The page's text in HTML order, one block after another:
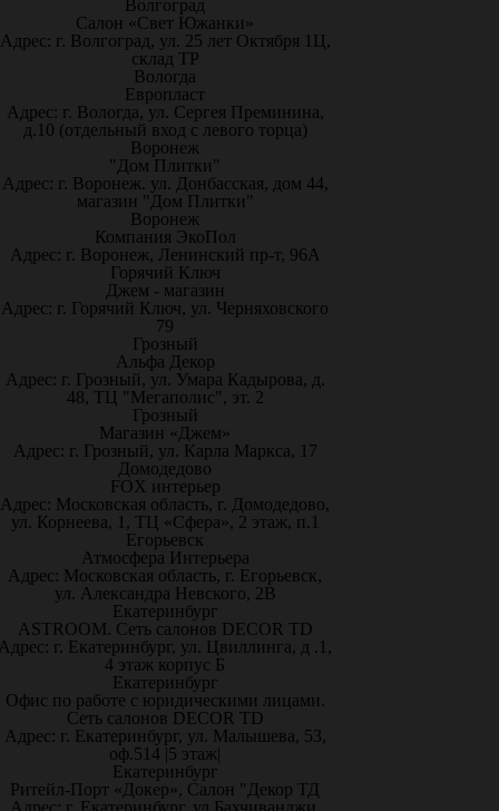
Волгоград
Салон «Свет Южанки»
Адрес: г. Волгоград, ул. 25 лет Октября 1Ц,
склад ТР
Вологда
Европласт
Адрес: г. Вологда, ул. Сергея Преминина,
д.10 (отдельный вход с левого торца)
Воронеж
"Дом Плитки"
Адрес: г. Воронеж. ул. Донбасская, дом 44,
магазин "Дом Плитки"
Воронеж
Компания ЭкоПол
Адрес: г. Воронеж, Ленинский пр-т, 96А
Горячий Ключ
Джем - магазин
Адрес: г. Горячий Ключ, ул. Черняховского
79
Грозный
Альфа Декор
Адрес: г. Грозный, ул. Умара Кадырова, д.
48, ТЦ "Мегаполис", эт. 2
Грозный
Магазин «Джем»
Адрес: г. Грозный, ул. Карла Маркса, 17
Домодедово
FOX интерьер
Адрес: Московская область, г. Домодедово,
ул. Корнеева, 1, ТЦ «Сфера», 2 этаж, п.1
Егорьевск
Атмосфера Интерьера
Адрес: Московская область, г. Егорьевск,
ул. Александра Невского, 2В
Екатеринбург
ASTROOM. Сеть салонов DECOR TD
г. Екатеринбург, ул. Цвиллинга, д .1,
4 этаж корпус Б
Екатеринбург
Офис по работе с юридическими лицами.
Сеть салонов DECOR TD
Адрес: г. Екатеринбург, ул. Малышева, 53,
оф.514 |5 этаж|
Екатеринбург
Ритейл-Порт «Докер», Салон "Декор ТД
Адрес: г. Екатеринбург, ул.Бахчиванджи,